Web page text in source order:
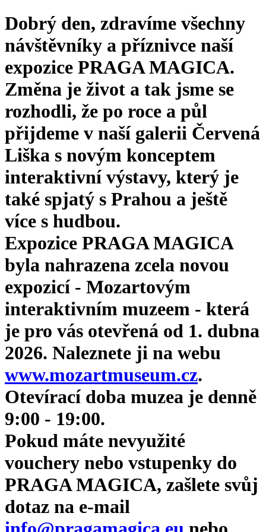
Dobrý den, zdravíme všechny
návštěvníky a příznivce naší
expozice PRAGA MAGICA.
Změna je život a tak jsme se
rozhodli, že po roce a půl
přijdeme v naší galerii Červená
Liška s novým konceptem
interaktivní výstavy, který je
také spjatý s Prahou a ještě
více s hudbou.
Expozice PRAGA MAGICA
byla nahrazena zcela novou
expozicí - Mozartovým
interaktivním muzeem - která
je pro vás otevřená od 1. dubna
2026. Naleznete ji na webu
www.mozartmuseum.cz.
Otevírací doba muzea je denně
9:00 - 19:00.
Pokud máte nevyužité
vouchery nebo vstupenky do
PRAGA MAGICA, zašlete svůj
dotaz na e-mail